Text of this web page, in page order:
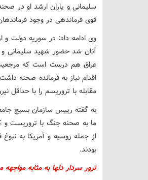
سلیمانی و یاران ارشد او در
قوی فرماندهی در وجود
وی ادامه داد: در سوریه دولت
آنان شد حضور شهید سلیمانی و
عراق هم درست است که مرجعیت
اقدام نیاز به فرمانده صحنه
مقابله با تروریسم را با حداقل
به گفته رییس سازمان بسیج
ما به صحنه جنگ با تروریست و
از جمله روسیه و آمریکا به
بودند.
ترور سردار دلها به مثابه مواجهه